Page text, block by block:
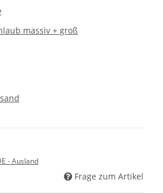
massiv + groß
- Ausland
Frage zum Artikel